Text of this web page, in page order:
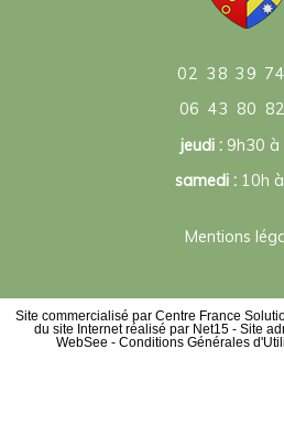
02 38 39
06 43 80
jeudi : 9h30 à
samedi : 10h
Mentions
Site commercialisé par Centre France
du site Internet réalisé par Net15- Site
WebSee - Conditions Générales